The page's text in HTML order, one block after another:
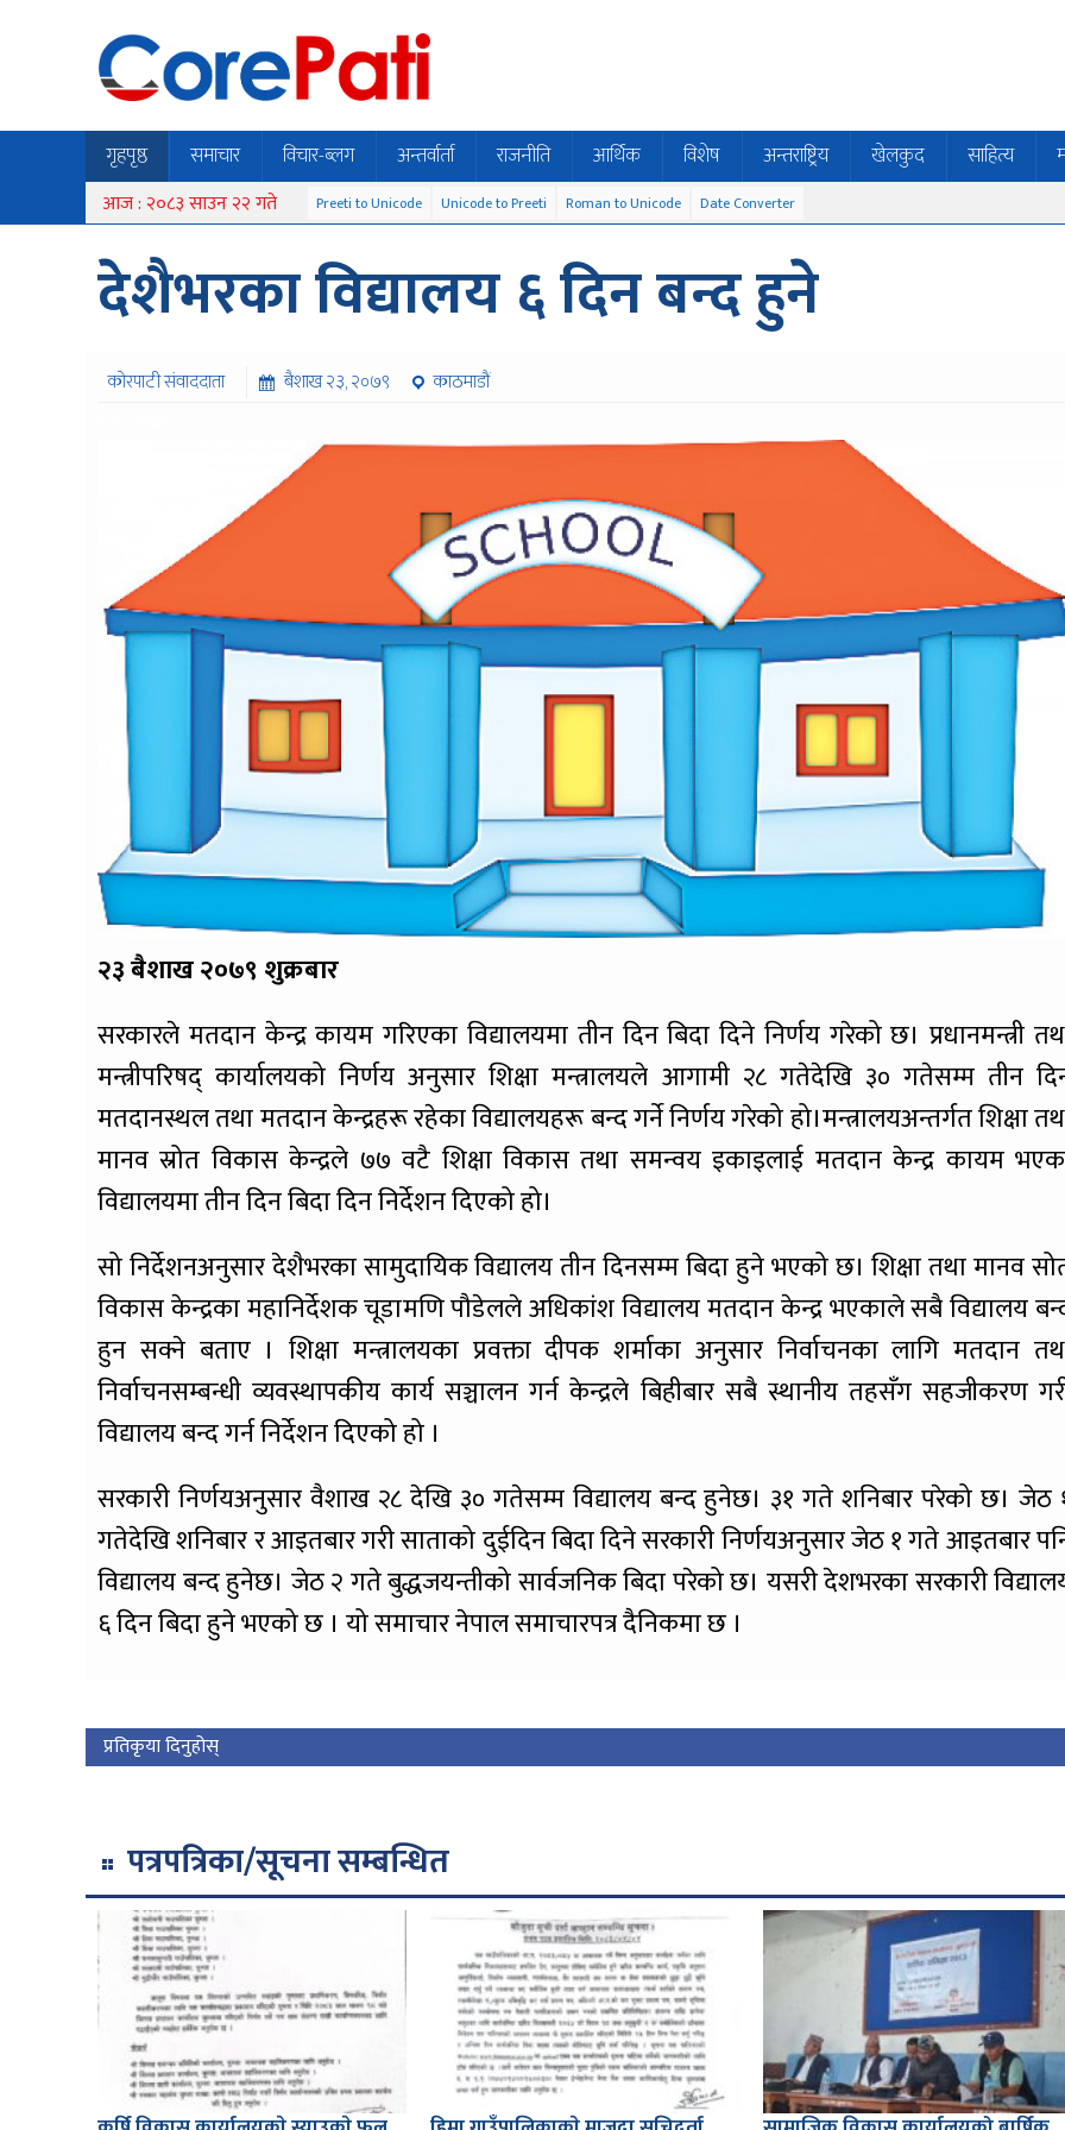
गृहपृष्ठ समाचार विचार-ब्लग अन्तर्वार्ता राजनीति आर्थिक विशेष अन्तराष्ट्रिय खेलकुद साहित्य
आज : २०८३ साउन २२ गते Preeti to Unicode Unicode to Preeti Roman to Unicode Date Converter
देशैभरका विद्यालय ६ दिन बन्द हुने
कोरपाटी संवाददाता बैशाख २३, २०७९
काठमाडौं
२३ बैशाख २०७९ शुक्रबार
सरकारले मतदान केन्द्र कायम गरिएका विद्यालयमा तीन दिन बिदा दिने निर्णय गरेको छ। प्रधानमन्त्री
मन्त्रीपरिषद् कार्यालयको निर्णय अनुसार शिक्षा मन्त्रालयले आगामी २८ गतेदेखि ३० गतेसम्म तीन
मतदानस्थल तथा मतदान केन्द्रहरू रहेका विद्यालयहरू बन्द गर्ने निर्णय गरेको हो।मन्त्रालयअन्तर्गत शिक्षा
मानव स्रोत विकास केन्द्रले ७७ वटै शिक्षा विकास तथा समन्वय इकाइलाई मतदान केन्द्र कायम
विद्यालयमा तीन दिन बिदा दिन निर्देशन दिएको हो।
सो निर्देशनअनुसार देशैभरका सामुदायिक विद्यालय तीन दिनसम्म बिदा हुने भएको छ। शिक्षा तथा मानव
विकास केन्द्रका महानिर्देशक चूडामणि पौडेलले अधिकांश विद्यालय मतदान केन्द्र भएकाले सबै विद्यालय
हुन सक्ने बताए । शिक्षा मन्त्रालयका प्रवक्ता दीपक शर्माका अनुसार निर्वाचनका लागि मतदान
निर्वाचनसम्बन्धी व्यवस्थापकीय कार्य सञ्चालन गर्न केन्द्रले बिहीबार सबै स्थानीय तहसँग सहजीकरण
विद्यालय बन्द गर्न निर्देशन दिएको हो ।
सरकारी निर्णयअनुसार वैशाख २८ देखि ३० गतेसम्म विद्यालय बन्द हुनेछ। ३१ गते शनिबार परेको छ। जेठ
गतेदेखि शनिबार र आइतबार गरी साताको दुईदिन बिदा दिने सरकारी निर्णयअनुसार जेठ १ गते आइतबार
विद्यालय बन्द हुनेछ। जेठ २ गते बुद्धजयन्तीको सार्वजनिक बिदा परेको छ। यसरी देशभरका सरकारी
६ दिन बिदा हुने भएको छ । यो समाचार नेपाल समाचारपत्र दैनिकमा छ ।
प्रतिकृया दिनुहोस्
पत्रपत्रिका/सूचना सम्बन्धित